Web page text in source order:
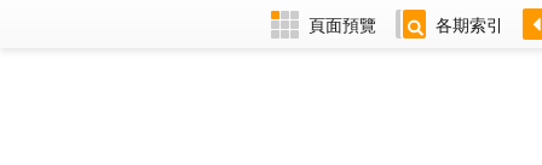
頁面預覽 各期索引